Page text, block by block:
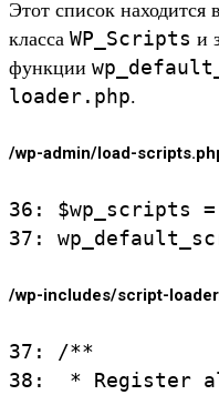
Этот список находится
класса WP_Scripts и
функции
loader.php.
/wp-admin/load-
36: $wp_scripts
/wp-includes/script-
37: /**
38:  * Register